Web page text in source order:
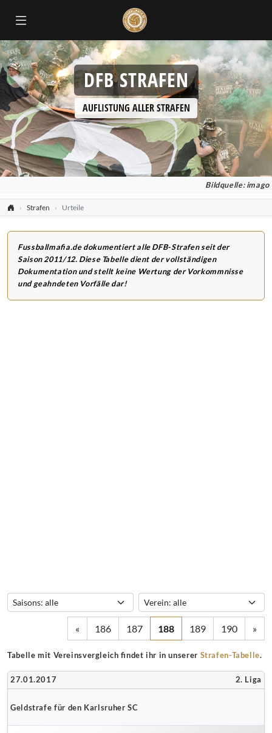
DFB STRAFEN
AUFLISTUNG ALLER STRAFEN
Bildquelle: imago
Strafen Urteile
Fussballmafia.de dokumentiert alle DFB-Strafen seit der
Saison 2011/12. Diese Tabelle dient der vollständigen
Dokumentation und stellt keine Wertung der Vorkommnisse
und geahndeten Vorfälle dar!
« 186 187 188 189 190 »
Tabelle mit Vereinsvergleich findet ihr in unserer Strafen-Tabelle.
27.01.2017 2. Liga
Geldstrafe für den Karlsruher SC